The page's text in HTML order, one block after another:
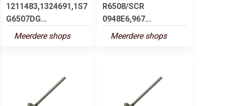
1211483,1324691,1S7
G6507DG...
Meerdere shops
R6508/SCR
0948E6,967...
Meerdere shops